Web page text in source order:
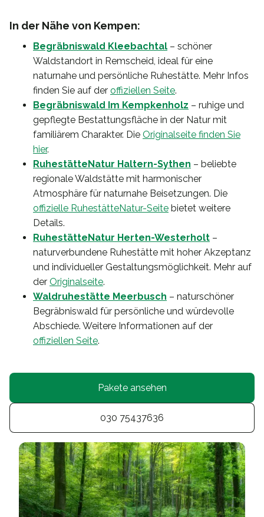
In der Nähe von Kempen:
Begräbniswald Kleebachtal – schöner
Waldstandort in Remscheid, ideal für eine
naturnahe und persönliche Ruhestätte. Mehr Infos
finden Sie auf der offiziellen Seite.
Begräbniswald Im Kempkenholz – ruhige und
gepflegte Bestattungsfläche in der Natur mit
familiärem Charakter. Die Originalseite finden Sie
hier.
RuhestätteNatur Haltern-Sythen – beliebte
regionale Waldstätte mit harmonischer
Atmosphäre für naturnahe Beisetzungen. Die
offizielle RuhestätteNatur-Seite bietet weitere
Details.
RuhestätteNatur Herten-Westerholt –
naturverbundene Ruhestätte mit hoher Akzeptanz
und individueller Gestaltungsmöglichkeit. Mehr auf
der Originalseite.
Waldruhestätte Meerbusch – naturschöner
Begräbniswald für persönliche und würdevolle
Abschiede. Weitere Informationen auf der
offiziellen Seite.
Pakete ansehen
030 75437636